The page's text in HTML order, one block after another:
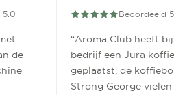
5.0
de
Beoordeeld
“Aroma Club heeft
bedrijf een Jura
geplaatst, de
Strong George